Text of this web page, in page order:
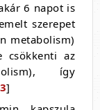
6 napot is
szerepet
metabolism)
csökkenti az
így
3]